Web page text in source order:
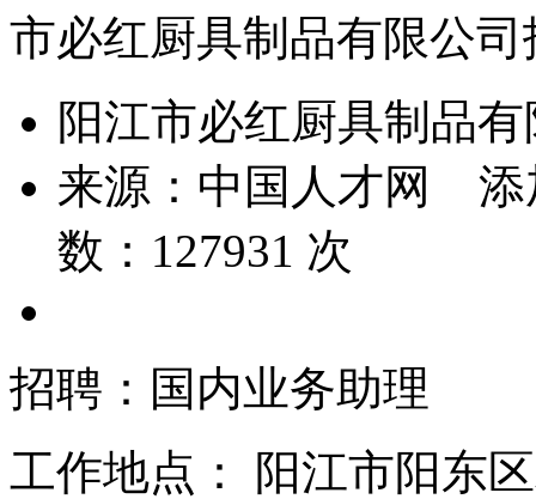
市必红厨具制品有限公
阳江市必红厨具制品
来源： 中国人才网
添
数： 127931 次
招聘：国内业务助理
工作地点：
阳江市阳东